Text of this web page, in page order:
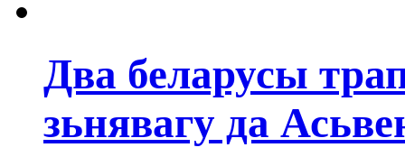
Два беларусы
зьнявагу да